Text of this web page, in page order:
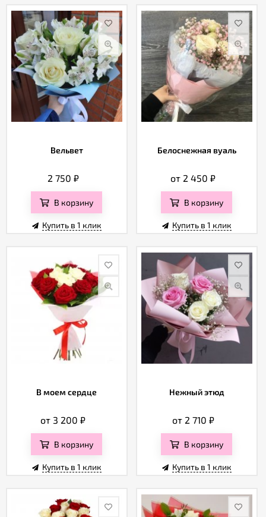
Вельвет
2 750 ₽
В корзину
Купить в 1 клик
Белоснежная вуаль
от 2 450₽
В корзину
Купить в 1 клик
В моем сердце
от 3 200₽
В корзину
Купить в 1 клик
Нежный этюд
от 2 710 ₽
В корзину
Купить в 1 клик